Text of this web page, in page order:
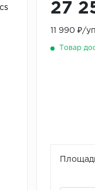
27
11 990 ₽/
Товар